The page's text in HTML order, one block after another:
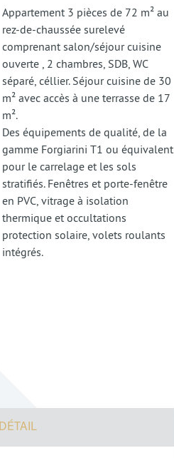
Appartement 3 pièces de 72 m² au
rez-de-chaussée surelevé
comprenant salon/séjour cuisine
ouverte , 2 chambres, SDB, WC
séparé, céllier. Séjour cuisine de 30
m² avec accès à une terrasse de 17
m².
Des équipements de qualité, de la
gamme Forgiarini T1 ou équivalent
pour le carrelage et les sols
stratifiés. Fenêtres et porte-fenêtre
en PVC, vitrage à isolation
thermique et occultations
protection solaire, volets roulants
intégrés.
DÉTAIL